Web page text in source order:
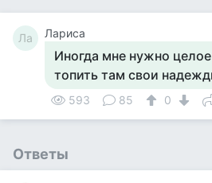
Ла Лариса
Иногда мне нужно
топить там свои
593 85 0
Ответы